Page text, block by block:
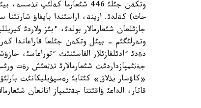
حات) كةلدئ. ارينة، اراسئندا بايقاؤ شارتئنا
جازئلعان شئعارمالار بولدئ، ءبئز ولاردئ
وتةرلئگئم - بيئل وتكةن جئلعا قاراعاندا
دةدئ ءادئلقازئلار القاسئنئث ءتوراعاسئ،
جةثئمپازداردئث شئعارمالارئ تذثعئش رةت
«كاؤسار بذلاق» كئتابئ رةسپؤبليكانئث
قاتار، الداعئ ؤاقئتتا جةثئمپاز اتانعان